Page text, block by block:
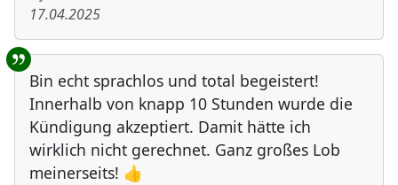
17.04.2025
Bin echt sprachlos und total begeistert!
Innerhalb von knapp 10 Stunden wurde die
Kündigung akzeptiert. Damit hätte ich
wirklich nicht gerechnet. Ganz großes Lob
meinerseits! 👍